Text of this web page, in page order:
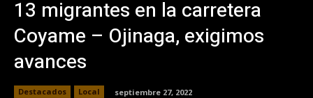
13 migrantes en la carretera
Coyame – Ojinaga, exigimos
avances
Destacados Local septiembre 27, 2022